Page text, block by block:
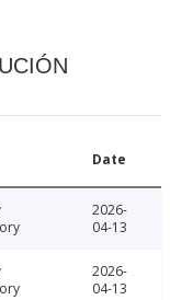
Date
2026-
04-13
2026-
04-13